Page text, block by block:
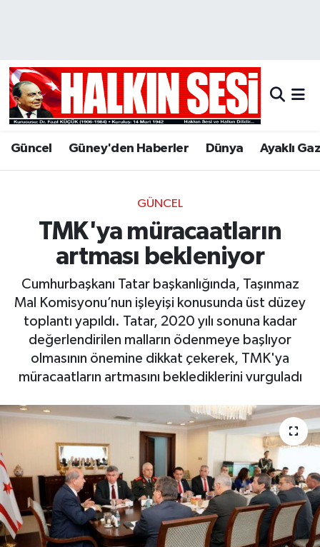
Güncel Güney'den Haberler Dünya Ayaklı
GÜNCEL
TMK'ya müracaatların
artması bekleniyor
Cumhurbaşkanı Tatar başkanlığında, Taşınmaz
Mal Komisyonu’nun işleyişi konusunda üst düzey
toplantı yapıldı. Tatar, 2020 yılı sonuna kadar
değerlendirilen malların ödenmeye başlıyor
olmasının önemine dikkat çekerek, TMK'ya
müracaatların artmasını beklediklerini vurguladı
Hava Durumu
Trafik Durumu
Son Dakika Haberleri